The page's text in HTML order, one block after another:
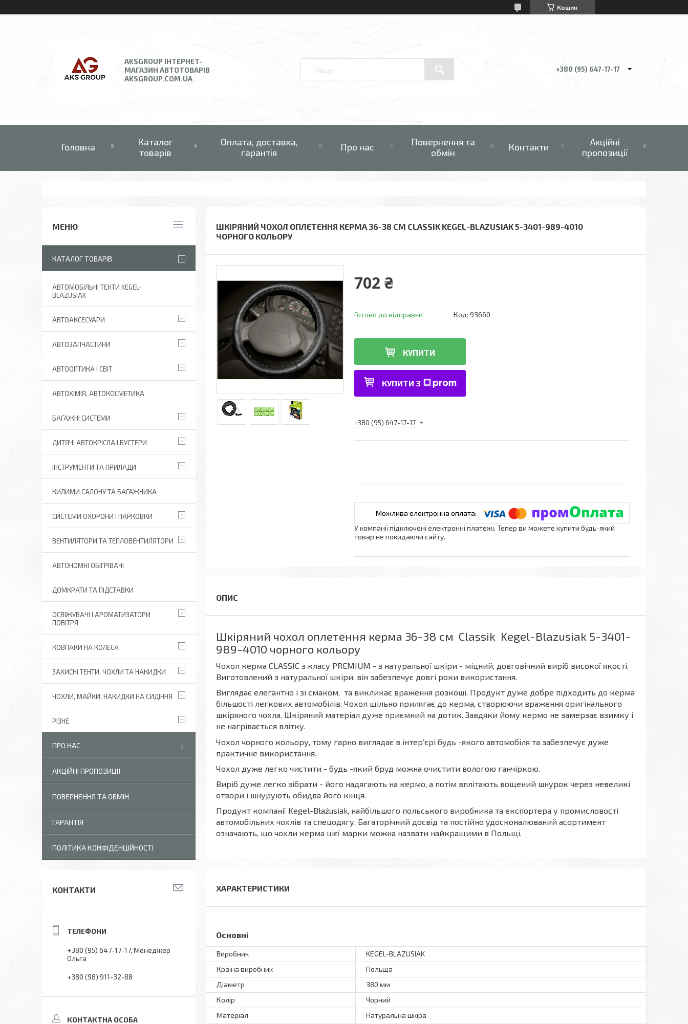
Кошик
AKSGROUP ІНТЕРНЕТ-
МАГАЗИН АВТОТОВАРІВ
AKSGROUP.COM.UA
+380 (95) 647-17-17
Головна
Каталог
товарів
Оплата, доставка,
гарантія
Про нас
Повернення та
обмін
Контакти
Акційні
пропозиції
ШКІРЯНИЙ ЧОХОЛ ОПЛЕТЕННЯ КЕРМА 36-38 СМ CLASSIK KEGEL-BLAZUSIAK 5-3401-989-4010
ЧОРНОГО КОЛЬОРУ
702 ₴
Готово до відправки Код: 93660
КУПИТИ
КУПИТИ З
+380 (95) 647-17-17
У компанії підключені електронні платежі. Тепер ви можете купити будь-який
товар не покидаючи сайту.
Шкіряний чохол оплетення керма 36-38 см Classik Kegel-Blazusiak 5-3401-
989-4010 чорного кольору
Чохол керма CLASSIC з класу PREMIUM - з натуральної шкіри - міцний, довговічний виріб високої якості.
Виготовлений з натуральної шкіри, він забезпечує довгі роки використання.
Виглядає елегантно і зі смаком, та викликає враження розкоші. Продукт дуже добре підходить до керма
більшості легкових автомобілів. Чохол щільно прилягає до керма, створюючи враження оригінального
шкіряного чохла. Шкіряний матеріал дуже приємний на дотик. Завдяки йому кермо не замерзає взимку і
не нагрівається влітку.
Чохол чорного кольору, тому гарно виглядає в інтер’єрі будь -якого автомобіля та забезпечує дуже
практичне використання.
Чохол дуже легко чистити - будь -який бруд можна очистити вологою ганчіркою.
Виріб дуже легко зібрати - його надягають на кермо, а потім вплітають вощений шнурок через невеликі
отвори і шнурують обидва його кінця.
Продукт компанії Kegel-Błażusiak, найбільшого польського виробника та експортера у промисловості
автомобільних чохлів та спецодягу. Багаторічний досвід та постійно удосконалюваний асортимент
означають, що чохли керма цієї марки можна назвати найкращими в Польщі.
ХАРАКТЕРИСТИКИ
Основні
Виробник
KEGEL-BLAZUSIAK
Країна виробник
Польща
Діаметр
380 мм
Колір
Чорний
Матеріал
Натуральна шкіра
КАТАЛОГ ТОВАРІВ
АВТОМОБІЛЬНІ ТЕНТИ KEGEL-
BLAZUSIAK
АВТОАКСЕСУАРИ
АВТОЗАПЧАСТИНИ
АВТООПТИКА І СВІТ
АВТОХІМІЯ, АВТОКОСМЕТИКА
БАГАЖНІ СИСТЕМИ
ДИТЯЧІ АВТОКРІСЛА І БУСТЕРИ
ІНСТРУМЕНТИ ТА ПРИЛАДИ
КИЛИМИ САЛОНУ ТА БАГАЖНИКА
СИСТЕМИ ОХОРОНИ І ПАРКОВКИ
ВЕНТИЛЯТОРИ ТА ТЕПЛОВЕНТИЛЯТОРИ
АВТОНОМНІ ОБІГРІВАЧІ
ДОМКРАТИ ТА ПІДСТАВКИ
ОСВІЖУВАЧІ І АРОМАТИЗАТОРИ
ПОВІТРЯ
КОВПАКИ НА КОЛЕСА
ЗАХИСНІ ТЕНТИ, ЧОХЛИ ТА НАКИДКИ
ЧОХЛИ, МАЙКИ, НАКИДКИ НА СИДІННЯ
РІЗНЕ
ПРО НАС
АКЦІЙНІ ПРОПОЗИЦІЇ
ПОВЕРНЕННЯ ТА ОБМІН
ГАРАНТІЯ
ПОЛІТИКА КОНФІДЕНЦІЙНОСТІ
КОНТАКТИ
+380 (95) 647-17-17 Менеджер
Ольга
+380 (98) 911-32-88